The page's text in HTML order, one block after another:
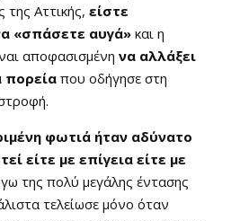
της Αττικής, είστε
«σπάσετε αυγά»και η
αποφασισμένη να αλλάξει
πορείαπου οδήγησε στη
φωτιά ήταν αδύνατο
είτε με επίγεια είτε με
της πολύ μεγάλης έντασης
τελείωσε μόνο όταν